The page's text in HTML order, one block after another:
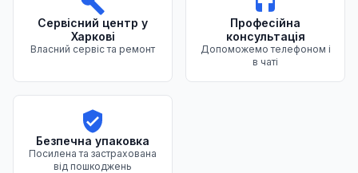
Сервісний центр у
Харкові
Власний сервіс та ремонт
Професійна
консультація
Допоможемо телефоном і
в чаті
Безпечна упаковка
Посилена та застрахована
від пошкоджень